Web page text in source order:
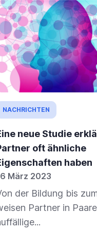
NACHRICHTEN
neue Studie
oft ähnliche
haben
März 2023
der Bildung bis
Partner in